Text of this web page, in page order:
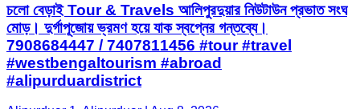
চলো বেড়াই Tour & Travels আলিপুরদুয়ার নিউটাউন প্রভাত সংঘ
মোড়। দুর্গাপূজোয় ভ্রমণ হয়ে যাক স্বপ্নের গন্তব্যে।
7908684447 / 7407811456 #tour #travel
#westbengaltourism #abroad
#alipurduardistrict